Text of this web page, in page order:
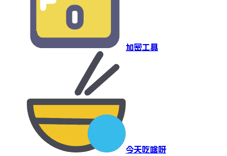
加密工具
今天吃啥呀